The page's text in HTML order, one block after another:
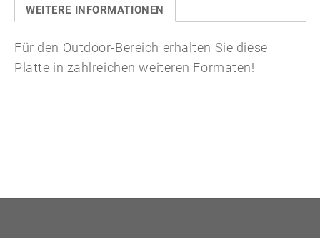
WEITERE INFORMATIONEN
Für den Outdoor-Bereich erhalten Sie diese
Platte in zahlreichen weiteren Formaten!